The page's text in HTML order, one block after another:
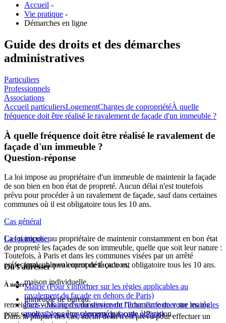
Accueil -
Vie pratique -
Démarches en ligne
Guide des droits et des démarches
administratives
Particuliers
Professionnels
Associations
Accueil particuliersLogementCharges de copropriétéÀ quelle
fréquence doit être réalisé le ravalement de façade d'un immeuble ?
À quelle fréquence doit être réalisé le ravalement de
façade d'un immeuble ?
Question-réponse
La loi impose au propriétaire d'un immeuble de maintenir la façade
de son bien en bon état de propreté. Aucun délai n'est toutefois
prévu pour procéder à un ravalement de façade, sauf dans certaines
communes où il est obligatoire tous les 10 ans.
Cas général
La loi impose au propriétaire de maintenir constamment en bon état
de propreté les façades de son immeuble, quelle que soit leur nature :
immeuble en copropriété ou non,
maison individuelle,
immeuble de bureau.
Dans la plupart des cas, aucun délai n'est prévu pour effectuer un
Cas particulier
Toutefois, à Paris et dans les communes visées par un arrêté
préfectoral, un ravalement de façade est obligatoire tous les 10 ans.
À noter
renseignez-vous auprès du service de l'urbanisme de votre mairie
pour savoir si vous êtes concerné par cette obligation.
Où s'adresser ?
Mairie(Pour s'informer sur les règles applicables au
ravalement de façade en dehors de Paris)
Paris - Mairie d'arrondissement(Pour s'informer sur les règles
applicables au ravalement de façade à Paris)